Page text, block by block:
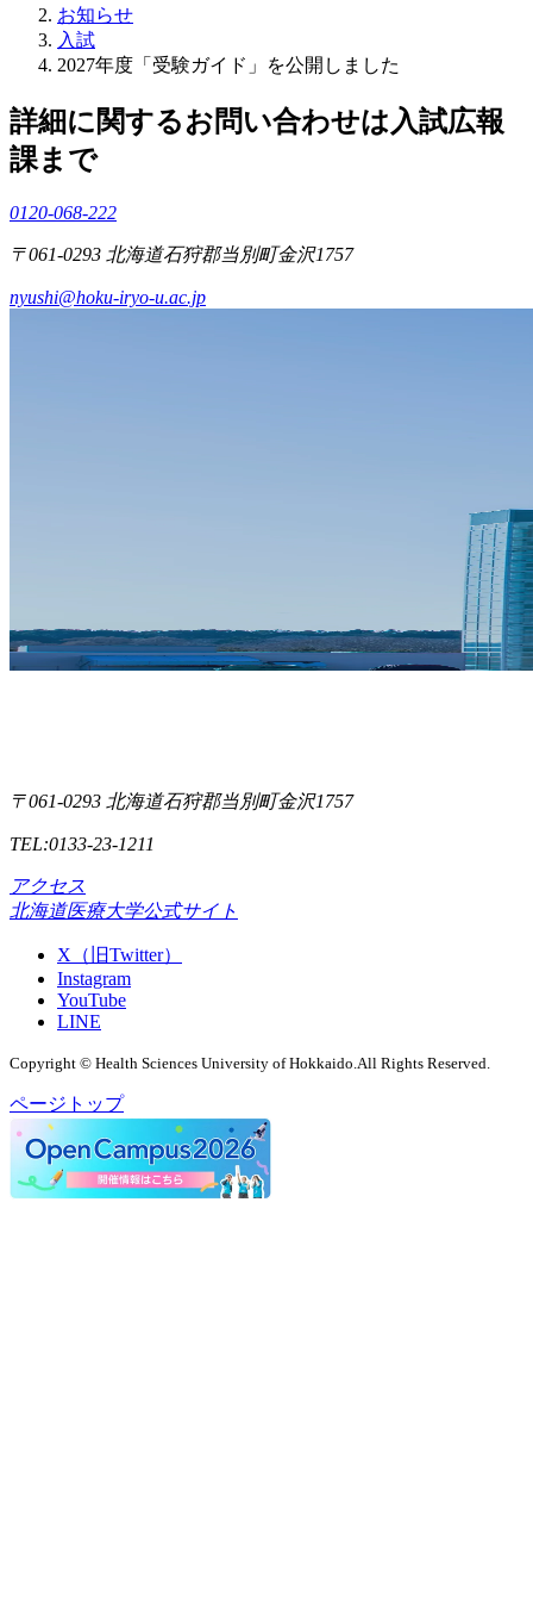
お知らせ
入試
2027年度「受験ガイド」を公開しました
詳細に関するお問い合わせは入試広報
課まで
0120-068-222
〒061-0293 北海道石狩郡当別町金沢1757
nyushi@hoku-iryo-u.ac.jp
〒061-0293 北海道石狩郡当別町金沢1757
TEL:0133-23-1211
アクセス
北海道医療大学公式サイト
X（旧Twitter）
Instagram
YouTube
LINE
Copyright © Health Sciences University of Hokkaido.All Rights Reserved.
ページトップ